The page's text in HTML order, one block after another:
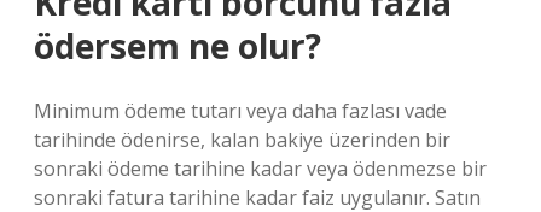
ödersem ne olur?
Minimum ödeme tutarı veya daha fazlası vade
tarihinde ödenirse, kalan bakiye üzerinden bir
sonraki ödeme tarihine kadar veya ödenmezse bir
sonraki fatura tarihine kadar faiz uygulanır. Satın